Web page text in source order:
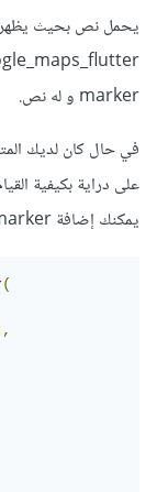
يحمل نص بحيث يظهر
marker و له نص.
يمكنك إضافة marker يحمل نص بالطريقة التالية:
(